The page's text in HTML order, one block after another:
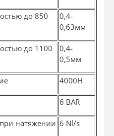
до 850
0,4-
0,63мм
до 1100
0,4-
0,5мм
4000Н
6 BAR
при натяжении 6 Nl/s